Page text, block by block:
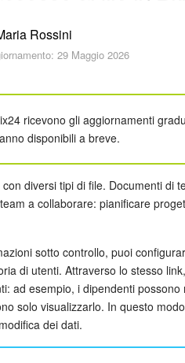
Rossini
29 Maggio 2026
ricevono gli aggiornamenti
disponibili a breve.
diversi tipi di file. Documenti di
a collaborare: pianificare
sotto controllo, puoi
di utenti. Attraverso lo stesso
ad esempio, i dipendenti
solo visualizzarlo. In questo
dei dati.